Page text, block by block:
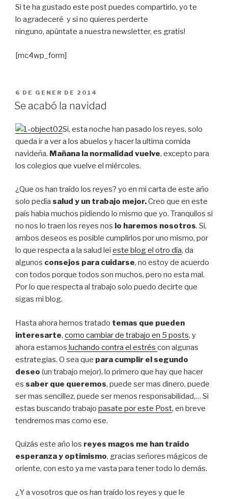
Si te ha gustado este post puedes compartirlo, yo te
lo agradeceré y si no quieres perderte
ninguno, apúntate a nuestra newsletter, es gratis!
[mc4wp_form]
PUBLICAT
A
6 DE GENER DE 2014
Se acabó la navidad
Si, esta noche han pasado los reyes, solo
queda ir a ver a los abuelos y hacer la ultima comida
navideña. Mañana la normalidad vuelve, excepto para
los colegios que vuelve el miércoles.
¿Que os han traído los reyes? yo en mi carta de este año
solo pedía salud y un trabajo mejor.Creo que en este
país habia muchos pidiendo lo mismo que yo. Tranquilos si
no nos lo traen los reyes nos lo haremos nosotros. Si,
ambos deseos es posible cumplirlos por uno mismo, por
lo que respecta a la salud leíeste blog el otro día, da
algunos consejos para cuidarse, no estoy de acuerdo
con todos porque todos son muchos, pero no esta mal.
Por lo que respecta al trabajo solo puedo decirte que
sigas mi blog.
Hasta ahora hemos tratado temas que pueden
interesarte, como cambiar de trabajo en 5 posts, y
ahora estamos luchando contra el estrés con algunas
estrategias. O sea que para cumplir el segundo
deseo (un trabajo mejor), lo primero que hay que hacer
es saber que queremos, puede ser mas dinero, puede
ser mas sencillez, puede ser menos responsabilidad,… Si
estas buscando trabajo pasate por este Post, en breve
tendremos mas como ese.
Quizás este año los reyes magos me han traído
esperanza y optimismo, gracias señores mágicos de
oriente, con esto ya me vasta para tener todo lo demás.
¿Y a vosotros que os han traído los reyes y que le